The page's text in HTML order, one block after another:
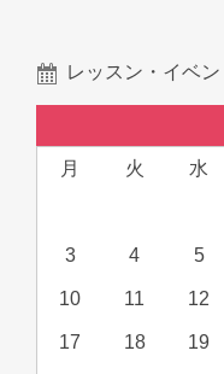
レッスン・イベ
月 火 水
3 4 5
10 11 12
17 18 19